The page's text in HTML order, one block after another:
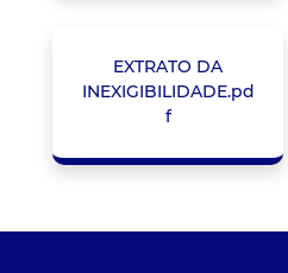
EXTRATO DA
INEXIGIBILIDADE.pd
f